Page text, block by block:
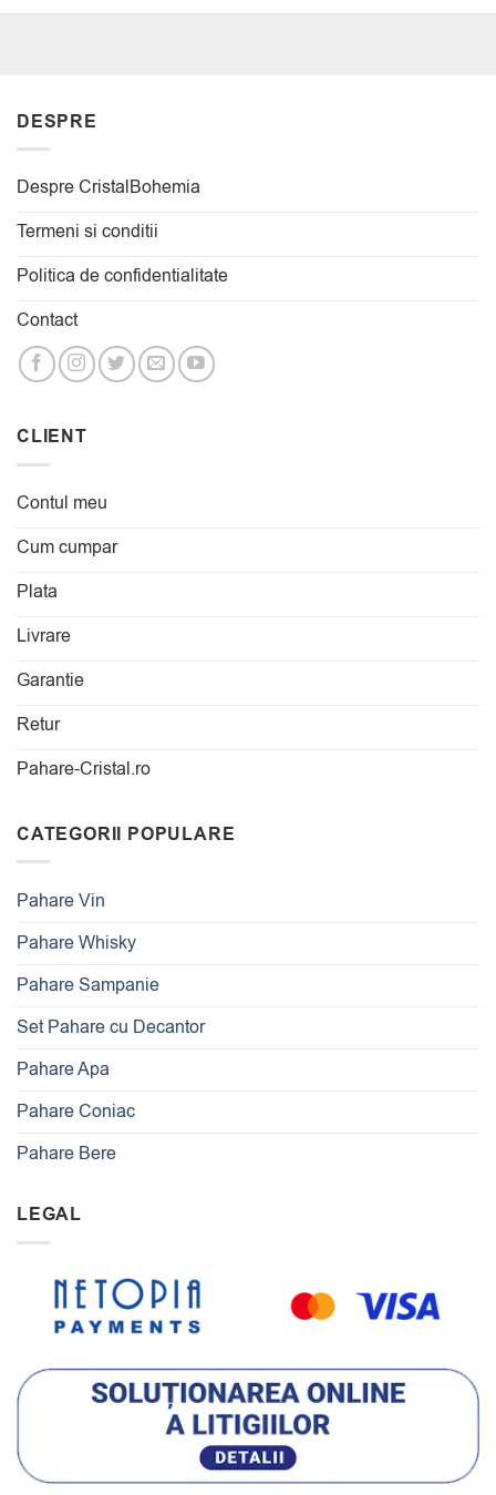
DESPRE
Despre CristalBohemia
Termeni si conditii
Politica de confidentialitate
Contact
CLIENT
Contul meu
Cum cumpar
Plata
Livrare
Garantie
Retur
Pahare-Cristal.ro
CATEGORII POPULARE
Pahare Vin
Pahare Whisky
Pahare Sampanie
Set Pahare cu Decantor
Pahare Apa
Pahare Coniac
Pahare Bere
LEGAL